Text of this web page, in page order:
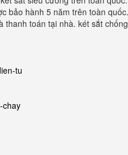
bảo hành 5 năm trên toàn
toán tại nhà. két sắt
tu
chay